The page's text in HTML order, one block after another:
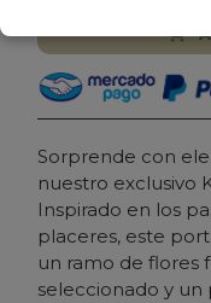
Sorprende con
nuestro exclusivo
Inspirado en los
placeres, este
un ramo de flores
seleccionado y un